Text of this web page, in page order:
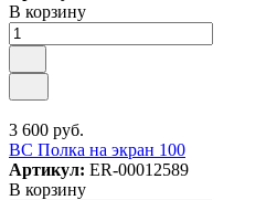
В корзину
3 600 руб.
ВС Полка на экран 100
Артикул: ER-00012589
В корзину